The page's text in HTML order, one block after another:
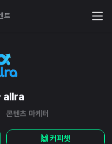
트
allra
텐츠 마케터
🙌 커피챗